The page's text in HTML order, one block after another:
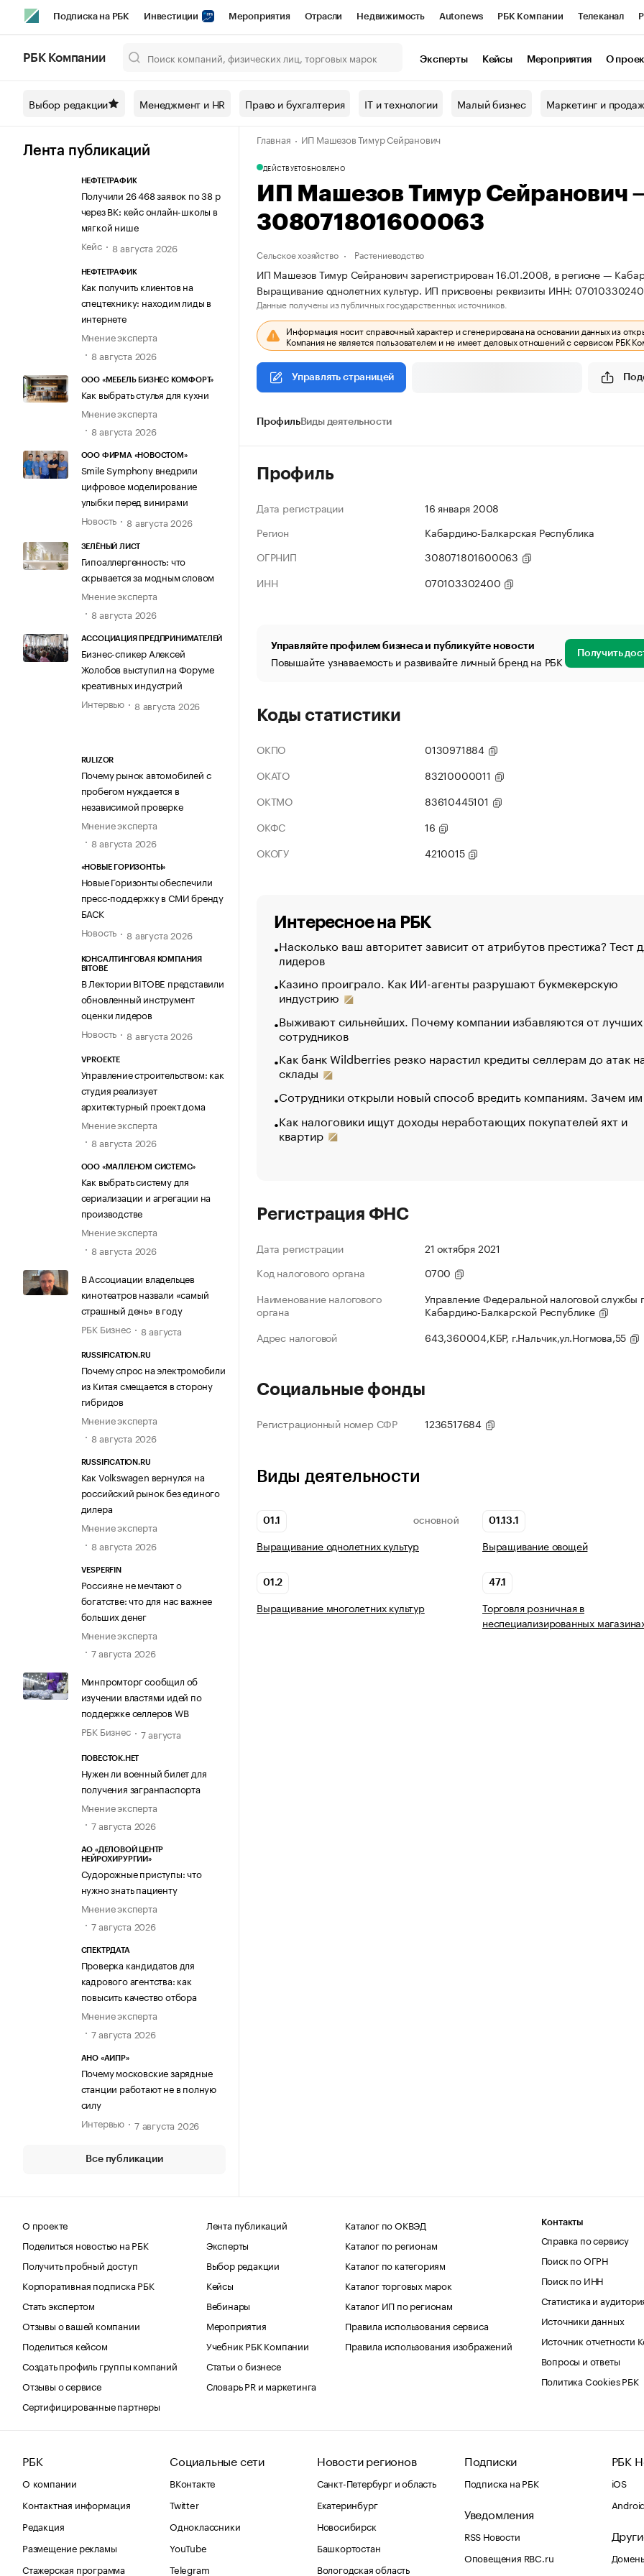
Подписка на РБК Инвестиции Мероприятия Отрасли Недвижимость Autonews РБК Компании Телеканал
Спецпроекты СПб Конференции СПб Спецпроекты Проверка контрагентов
Технологии и медиа Рынок наличной валюты
РБК Компании Эксперты Кейсы Мероприятия О
Выбор редакции Менеджмент и HR Право и бухгалтерия IT и технологии Малый бизнес Маркетинг и
Лента публикаций
НЕФТЕТРАФИК
Получили 26 468 заявок по 38 р
через ВК: кейс онлайн-школы в
мягкой нише
Кейс
8 августа 2026
НЕФТЕТРАФИК
Как получить клиентов на
спецтехнику: находим лиды в
интернете
Мнение эксперта
8 августа 2026
ООО «МЕБЕЛЬ БИЗНЕС КОМФОРТ»
Как выбрать стулья для кухни
Мнение эксперта
8 августа 2026
ООО ФИРМА «НОВОСТОМ»
Smile Symphony внедрили
цифровое моделирование
улыбки перед винирами
Новость
8 августа 2026
ЗЕЛЁНЫЙ ЛИСТ
Гипоаллергенность: что
скрывается за модным словом
Мнение эксперта
8 августа 2026
АССОЦИАЦИЯ ПРЕДПРИНИМАТЕЛЕЙ
Бизнес-спикер Алексей
Жолобов выступил на Форуме
креативных индустрий
Интервью
8 августа 2026
RULIZOR
Почему рынок автомобилей с
пробегом нуждается в
независимой проверке
Мнение эксперта
8 августа 2026
«НОВЫЕ ГОРИЗОНТЫ»
Новые Горизонты обеспечили
пресс-поддержку в СМИ бренду
БАСК
Новость
8 августа 2026
КОНСАЛТИНГОВАЯ КОМПАНИЯ
BITOBE
В Лектории BITOBE представили
обновленный инструмент
оценки лидеров
Новость
8 августа 2026
VPROEKTE
Управление строительством: как
студия реализует
архитектурный проект дома
Мнение эксперта
8 августа 2026
ООО «МАЛЛЕНОМ СИСТЕМС»
Как выбрать систему для
сериализации и агрегации на
производстве
Мнение эксперта
8 августа 2026
В Ассоциации владельцев
кинотеатров назвали «самый
страшный день» в году
РБК Бизнес
8 августа
RUSSIFICATION.RU
Почему спрос на электромобили
из Китая смещается в сторону
гибридов
Мнение эксперта
8 августа 2026
RUSSIFICATION.RU
Как Volkswagen вернулся на
российский рынок без единого
дилера
Мнение эксперта
8 августа 2026
VESPERFIN
Россияне не мечтают о
богатстве: что для нас важнее
больших денег
Мнение эксперта
7 августа 2026
Минпромторг сообщил об
изучении властями идей по
поддержке селлеров WB
РБК Бизнес
7 августа
ПОВЕСТОК.НЕТ
Нужен ли военный билет для
получения загранпаспорта
Мнение эксперта
7 августа 2026
АО «ДЕЛОВОЙ ЦЕНТР
НЕЙРОХИРУРГИИ»
Судорожные приступы: что
нужно знать пациенту
Мнение эксперта
7 августа 2026
СПЕКТРДАТА
Проверка кандидатов для
кадрового агентства: как
повысить качество отбора
Мнение эксперта
7 августа 2026
АНО «АИПР»
Почему московские зарядные
станции работают не в полную
силу
Интервью
7 августа 2026
Все публикации
Главная ИП Машезов Тимур Сейранович
ДЕЙСТВУЕТОБНОВЛЕНО
ИП Машезов Тимур
308071801600063
Сельское хозяйство Растениеводство
ИП Машезов Тимур Сейранович зарегистрирован 16.01.2008, в регионе —
Выращивание однолетних культур. ИП присвоены реквизиты ИНН:
Данные получены из публичных государственных источников.
Информация носит справочный характер и сгенерирована на основании данных из
Компания не является пользователем и не имеет деловых отношений с сервисом РБК
Управлять страницей
ПрофильВиды деятельности
Профиль
Дата регистрации
16 января 2008
Регион
Кабардино-Балкарская Республика
ОГРНИП
308071801600063
ИНН
070103302400
Управляйте профилем бизнеса и публикуйте новости
Повышайте узнаваемость и развивайте личный бренд на РБК Получить
Коды статистики
ОКПО
0130971884
ОКАТО
83210000011
ОКТМО
83610445101
ОКФС
16
ОКОГУ
4210015
Интересное на РБК
Насколько ваш авторитет зависит от атрибутов престижа? Тест
лидеров
Казино проиграло. Как ИИ-агенты разрушают букмекерскую
индустрию
Выживают сильнейших. Почему компании избавляются от лучших
сотрудников
Как банк Wildberries резко нарастил кредиты селлерам до атак
склады
Сотрудники открыли новый способ вредить компаниям. Зачем
Как налоговики ищут доходы неработающих покупателей яхт и
квартир
Регистрация ФНС
Дата регистрации
21 октября 2021
Код налогового органа
0700
Наименование налогового
органа
Управление Федеральной налоговой службы
Кабардино-Балкарской Республике
Адрес налоговой
643,360004,КБР, г.Нальчик,ул.Ногмова,55
Социальные фонды
Регистрационный номер СФР 1236517684
Виды деятельности
01.1 ОСНОВНОЙ
Выращивание однолетних культур
01.13.1
Выращивание овощей
01.2
Выращивание многолетних культур
47.1
Торговля розничная в
неспециализированных
О проекте
Поделиться новостью на РБК
Получить пробный доступ
Корпоративная подписка РБК
Стать экспертом
Отзывы о вашей компании
Поделиться кейсом
Создать профиль группы компаний
Отзывы о сервисе
Сертифицированные партнеры
Лента публикаций
Эксперты
Выбор редакции
Кейсы
Вебинары
Мероприятия
Учебник РБК Компании
Статьи о бизнесе
Словарь PR и маркетинга
Каталог по ОКВЭД
Каталог по регионам
Каталог по категориям
Каталог торговых марок
Каталог ИП по регионам
Правила использования сервиса
Правила использования изображений
Контакты
Справка по сервису
Поиск по ОГРН
Поиск по ИНН
Статистика и
Источники данных
Источник отчетности
Вопросы и ответы
Политика Cookies РБК
РБК
О компании
Контактная информация
Редакция
Размещение рекламы
Стажерская программа
Социальные сети
ВКонтакте
Twitter
Одноклассники
YouTube
Telegram
Новости регионов
Санкт-Петербург и область
Екатеринбург
Новосибирск
Башкортостан
Вологодская область
Подписки
Подписка на РБК
Уведомления
RSS Новости
Оповещения RBC.ru
РБК
iOS